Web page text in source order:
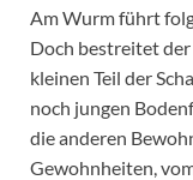
Am Wurm führt
Doch bestreitet
kleinen Teil der
noch jungen
die anderen
Gewohnheiten,